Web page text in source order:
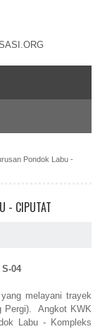
Pondok Labu -
- CIPUTAT
04
melayani trayek
Pergi). Angkot KWK
Labu - Kompleks